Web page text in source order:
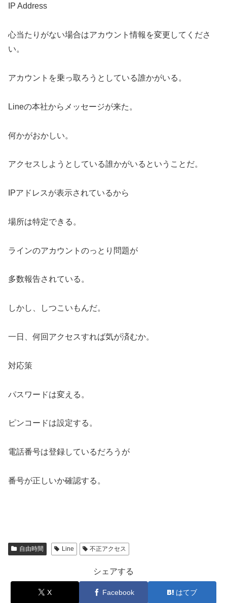
IP Address
心当たりがない場合はアカウント情報を変更してくださ
い。
アカウントを乗っ取ろうとしている誰かがいる。
Lineの本社からメッセージが来た。
何かがおかしい。
アクセスしようとしている誰かがいるということだ。
IPアドレスが表示されているから
場所は特定できる。
ラインのアカウントのっとり問題が
多数報告されている。
しかし、しつこいもんだ。
一日、何回アクセスすれば気が済むか。
対応策
パスワードは変える。
ピンコードは設定する。
電話番号は登録しているだろうが
番号が正しいか確認する。
自由時間 Line 不正アクセス
シェアする
X Facebook はてブ